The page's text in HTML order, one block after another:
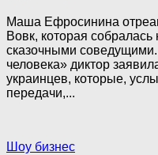
Маша Ефросинина
Вовк, которая
сказочными
человека» диктор
украинцев, которые,
передачи,...
Шоу бизнес